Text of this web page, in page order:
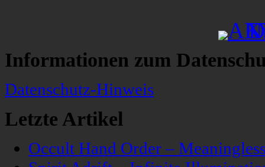
Informationen zum
Datenschutz-Hinweis
Letzte Artikel
Occult Hand Order –